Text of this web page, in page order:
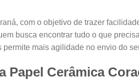
com o objetivo de trazer
busca encontrar tudo o que
mais agilidade no envio do
Papel Cerâmica